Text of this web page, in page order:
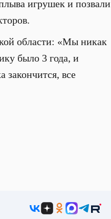
игрушек и позвали
области: «Мы никак
было 3 года, и
закончится, все